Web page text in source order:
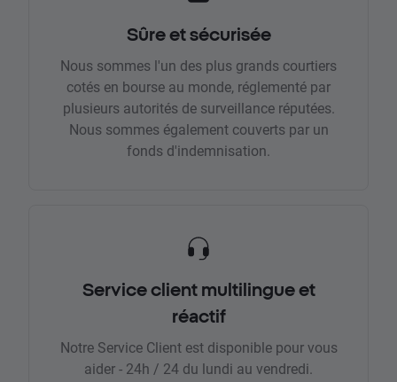
Sûre et sécurisée
Nous sommes l'un des plus grands courtiers
cotés en bourse au monde, réglementé par
plusieurs autorités de surveillance réputées.
Nous sommes également couverts par un
fonds d'indemnisation.
Service client multilingue et
réactif
Notre Service Client est disponible pour vous
aider - 24h / 24 du lundi au vendredi.